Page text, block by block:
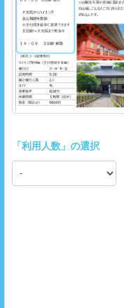
「 利用人数 」の選択